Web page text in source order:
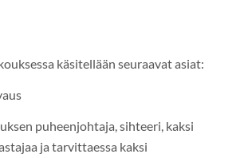
käsitellään seuraavat asiat:
puheenjohtaja, sihteeri, kaksi
ja tarvittaessa kaksi